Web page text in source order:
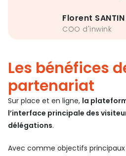
Florent SANTIN
COO d'inwink
Les bénéfices
partenariat
Sur place et en ligne, la
l’interface principale des
délégations.
Avec comme objectifs